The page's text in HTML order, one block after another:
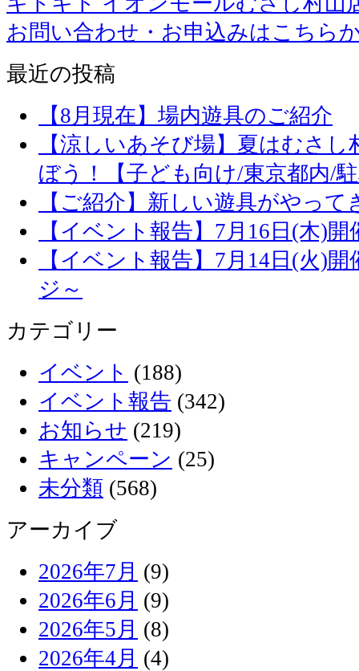
お問い合わせ・お申込みはこちら
最近の投稿
【8月現在】場内遊具のご紹介
【涼しいあそび場】夏はむさ
ぼう！【子ども向け/東京都内/
【ご紹介】新しい遊具がやって
【イベント報告】7月16日(木)
【イベント報告】7月14日(火)
ジ～
カテゴリー
イベント (188)
イベント報告 (342)
お知らせ (219)
キャンペーン (25)
未分類 (568)
アーカイブ
2026年7月 (9)
2026年6月 (9)
2026年5月 (8)
2026年4月 (4)